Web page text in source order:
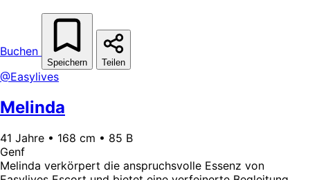
Buchen
Speichern Teilen
@Easylives
Melinda
41 Jahre • 168 cm • 85 B
Genf
Melinda verkörpert die anspruchsvolle Essenz von